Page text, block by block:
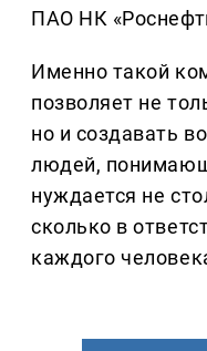
ПАО НК
Именно такой
позволяет не
но и создавать
людей,
нуждается не
сколько в
каждого